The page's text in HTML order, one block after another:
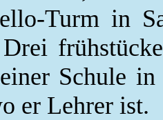
Turm in
Schule
er Lehrer ist.